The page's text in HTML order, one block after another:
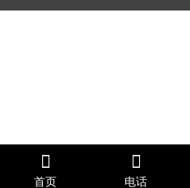
首页 电话